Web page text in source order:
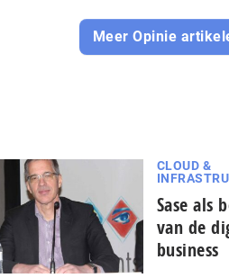
Meer Opinie
CLOUD &
Sase als
van de
business